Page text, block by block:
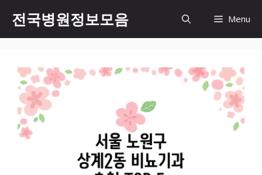
츠
전국병원정보모음 Menu